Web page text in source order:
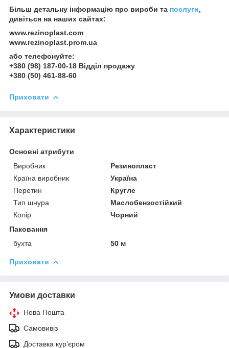
Більш детальну інформацію про вироби та послуги,
дивіться на наших сайтах:
www.rezinoplast.com
www.rezinoplast.prom.ua
або телефонуйте:
+380 (98) 187-00-18 Відділ продажу
+380 (50) 461-88-60
Приховати
Характеристики
Основні атрибути
Виробник
Резинопласт
Країна виробник
Україна
Перетин
Кругле
Тип шнура
Маслобензостійкий
Колір
Чорний
Паковання
бухта
50 м
Приховати
Умови доставки
Нова Пошта
Самовивіз
Доставка кур'єром